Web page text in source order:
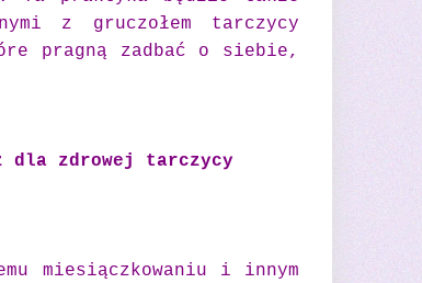
z gruczołem tarczycy
pragną zadbać o siebie,
dla zdrowej tarczycy
miesiączkowaniu i innym